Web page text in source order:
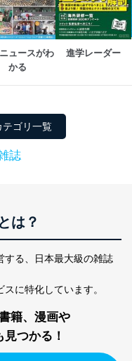
にセキュリティ対策
動更新 機能等の活用
ています。
の防止
継続的改善
レビューの機会を通
保護マネジメントシ
ます。
ュースがわ
かる
進学レーダー
ゴリ一覧
誌
は？
る、
日本最大級の雑誌
に特化しています。
籍、漫画や
つかる！